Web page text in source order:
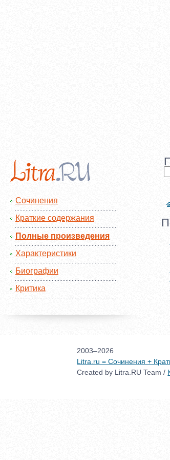
Сочинения
Краткие содержания
Полные произведения
Характеристики
Биографии
Критика
2003–2026
Litra.ru = Сочинения +
Created by Litra.RU Team /